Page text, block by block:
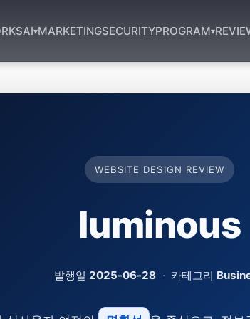
AI▾MARKETINGSECURITYPROGRAM▾
WEBSITE DESIGN REVIEW
luminous
발행일 2025-06-28 · 카테고리